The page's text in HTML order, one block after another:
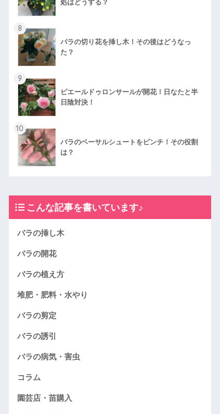
処はどうする？
8
バラの切り花を挿し木！その後はどうなっ
た？
9
ピエールドゥロンサールが開花！日なたと半
日陰対決！
10
バラのベーサルシュートをピンチ！その役割
は？
こんな記事を書いています♪
バラの挿し木
バラの開花
バラの植え方
堆肥・肥料・水やり
バラの剪定
バラの誘引
バラの病気・害虫
コラム
園芸店・苗購入